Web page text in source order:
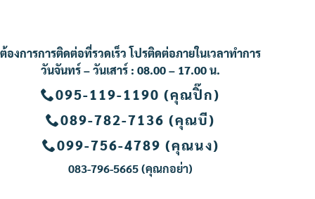
ต้องการการติดต่อที่รวดเร็ว โปรติดต่อภายในเวลาทำการ
วันจันทร์ – วันเสาร์ : 08.00 – 17.00 น.
095-119-1190 (คุณปิ๊ก)
089-782-7136 (คุณบี)
099-756-4789 (คุณนง)
083-796-5665 (คุณกอย่า)